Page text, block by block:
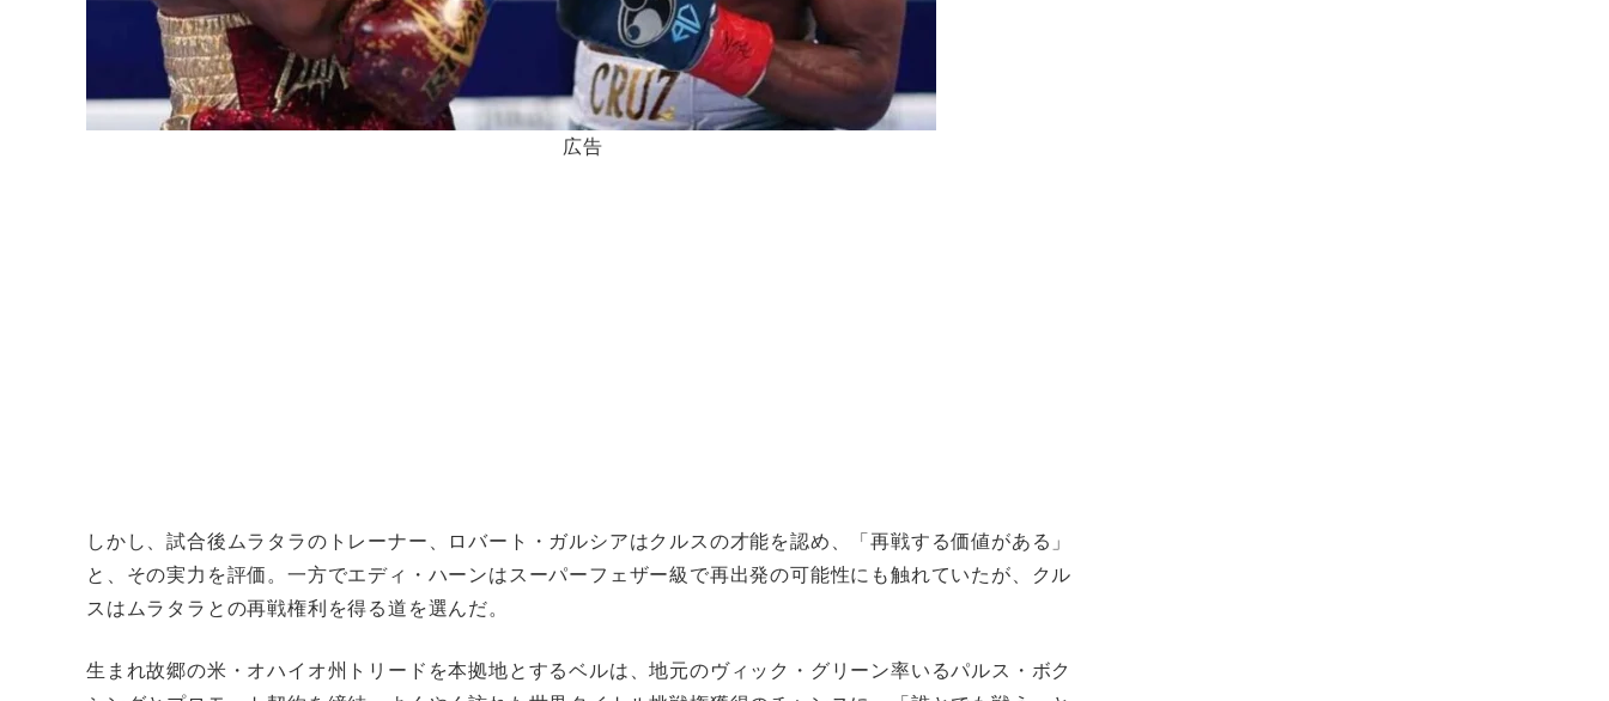
広告
しかし、試合後ムラタラのトレーナー、ロバート・ガルシアはクルスの才能を認め、「再戦する価値がある」
と、その実力を評価。一方でエディ・ハーンはスーパーフェザー級で再出発の可能性にも触れていたが、クル
スはムラタラとの再戦権利を得る道を選んだ。
生まれ故郷の米・オハイオ州トリードを本拠地とするベルは、地元のヴィック・グリーン率いるパルス・ボク